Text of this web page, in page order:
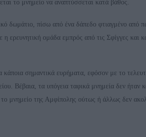
το μνημείο να αναπτύσσεται κατά βάθος.
δωμάτιο, πίσω από ένα δάπεδο φτιαγμένο από
ερευνητική ομάδα εμπρός από τις Σφίγγες και
κάποια σημαντικά ευρήματα, εφόσον με το
Βέβαια, τα υπόγεια ταφικά μνημεία δεν ήταν
μνημείο της Αμφίπολης ούτως ή άλλως δεν